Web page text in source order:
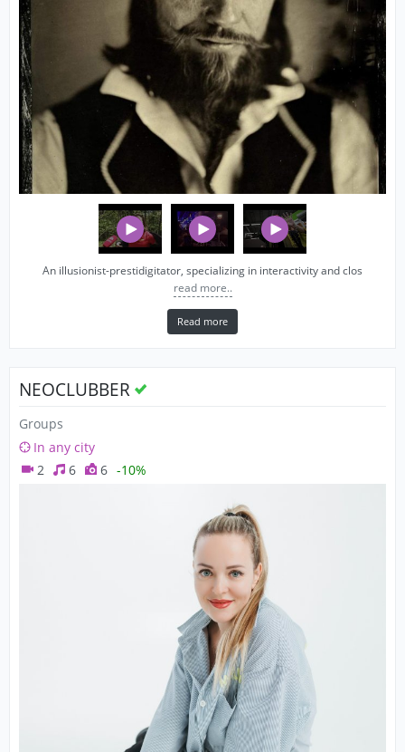
An illusionist-prestidigitator, specializing in interactivity and clos
read more..
Read more
NEOCLUBBER
Groups
In any city
2
6 6 -10%